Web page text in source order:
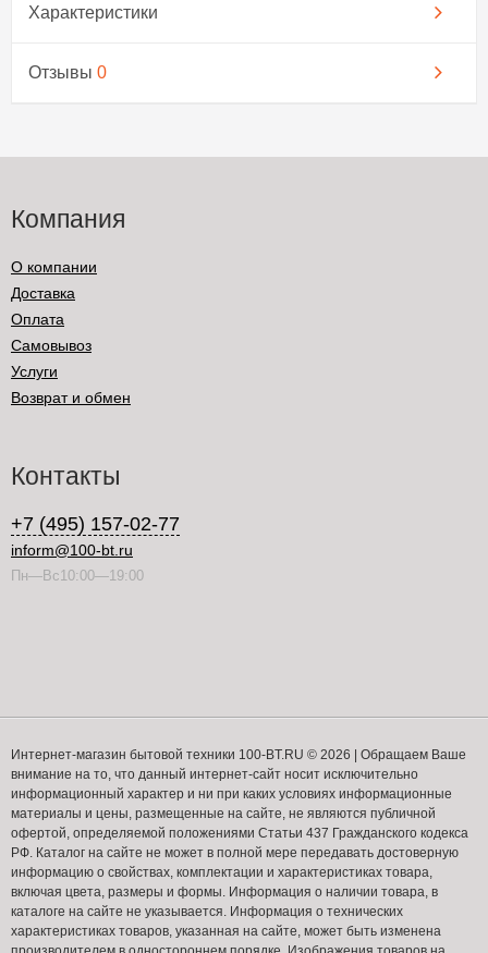
Характеристики
Отзывы 0
Компания
О компании
Доставка
Оплата
Самовывоз
Услуги
Возврат и обмен
Контакты
+7 (495) 157-02-77
inform@100-bt.ru
Пн—Вс10:00—19:00
Интернет-магазин бытовой техники 100-BT.RU © 2026 | Обращаем Ваше
внимание на то, что данный интернет-сайт носит исключительно
информационный характер и ни при каких условиях информационные
материалы и цены, размещенные на сайте, не являются публичной
офертой, определяемой положениями Статьи 437 Гражданского кодекса
РФ. Каталог на сайте не может в полной мере передавать достоверную
информацию о свойствах, комплектации и характеристиках товара,
включая цвета, размеры и формы. Информация о наличии товара, в
каталоге на сайте не указывается. Информация о технических
характеристиках товаров, указанная на сайте, может быть изменена